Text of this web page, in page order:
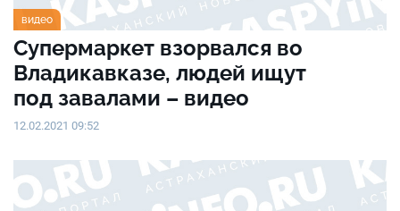
видео
Супермаркет взорвался во
Владикавказе, людей ищут
под завалами – видео
12.02.2021 09:52